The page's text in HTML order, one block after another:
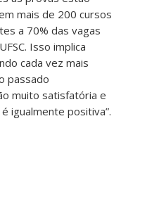
mais de 200 cursos
a 70% das vagas
Isso implica
cada vez mais
passado
muito satisfatória e
igualmente positiva”.